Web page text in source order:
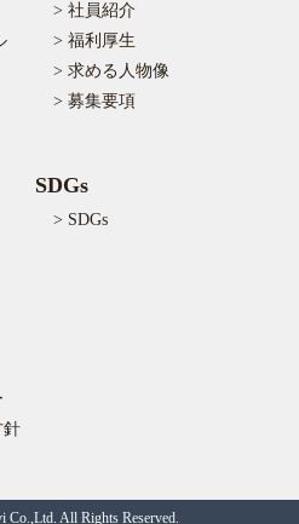
> 社員紹介
> 福利厚生
> 求める人物像
> 募集要項
SDGs
> SDGs
針
All Rights Reserved.